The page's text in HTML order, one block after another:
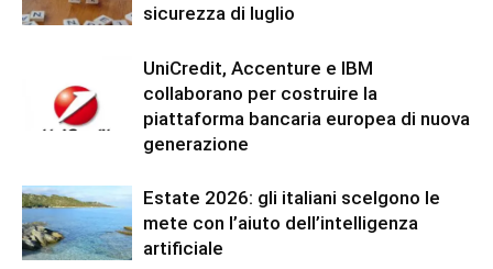
sicurezza di luglio
UniCredit, Accenture e IBM
collaborano per costruire la
piattaforma bancaria europea di nuova
generazione
Estate 2026: gli italiani scelgono le
mete con l’aiuto dell’intelligenza
artificiale